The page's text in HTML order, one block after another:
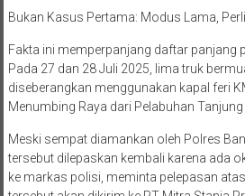
Bukan Kasus Pertama: Modus Lama,
Fakta ini memperpanjang daftar panjang
Pada 27 dan 28 Juli 2025, lima truk
diseberangkan menggunakan kapal feri
Menumbing Raya dari Pelabuhan Tanjung
Meski sempat diamankan oleh Polres
tersebut dilepaskan kembali karena ada
ke markas polisi, meminta pelepasan